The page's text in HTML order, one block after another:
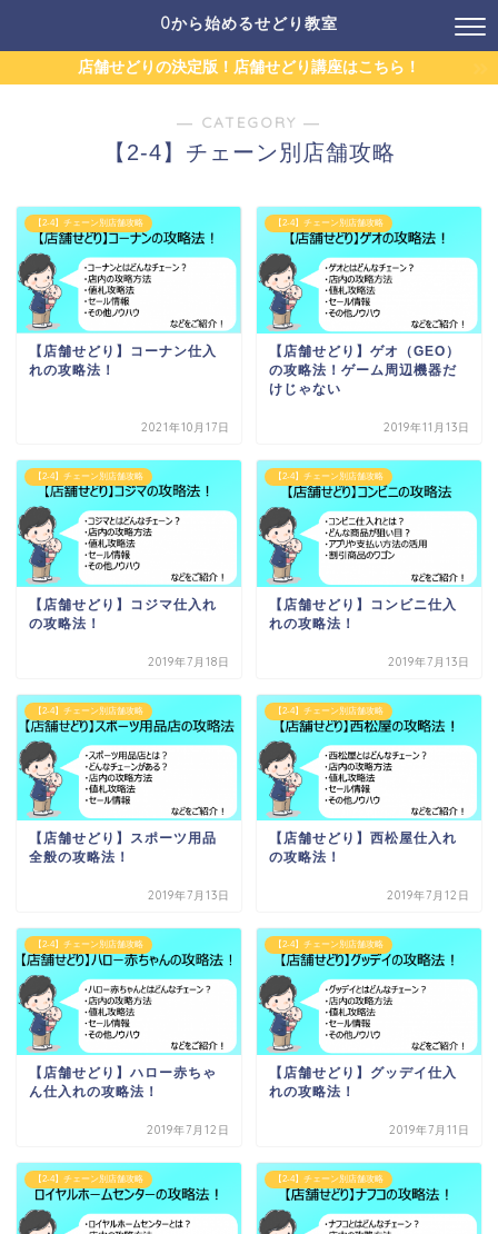
0から始めるせどり教室
店舗せどりの決定版！店舗せどり講座はこちら！
― CATEGORY ―
【2-4】チェーン別店舗攻略
【2-4】チェーン別店舗攻略
【店舗せどり】コーナン仕入
れの攻略法！
2021年10月17日
【2-4】チェーン別店舗攻略
【店舗せどり】ゲオ（GEO）
の攻略法！ゲーム周辺機器だ
けじゃない
2019年11月13日
【2-4】チェーン別店舗攻略
【店舗せどり】コジマ仕入れ
の攻略法！
2019年7月18日
【2-4】チェーン別店舗攻略
【店舗せどり】コンビニ仕入
れの攻略法！
2019年7月13日
【2-4】チェーン別店舗攻略
【店舗せどり】スポーツ用品
全般の攻略法！
2019年7月13日
【2-4】チェーン別店舗攻略
【店舗せどり】西松屋仕入れ
の攻略法！
2019年7月12日
【2-4】チェーン別店舗攻略
【店舗せどり】ハロー赤ちゃ
ん仕入れの攻略法！
2019年7月12日
【2-4】チェーン別店舗攻略
【店舗せどり】グッデイ仕入
れの攻略法！
2019年7月11日
【2-4】チェーン別店舗攻略 【2-4】チェーン別店舗攻略